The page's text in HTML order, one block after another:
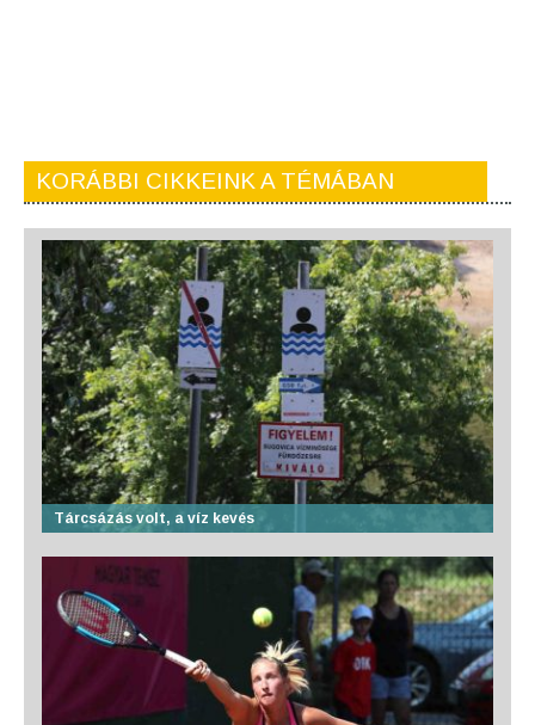
KORÁBBI CIKKEINK A TÉMÁBAN
Tárcsázás volt, a víz kevés